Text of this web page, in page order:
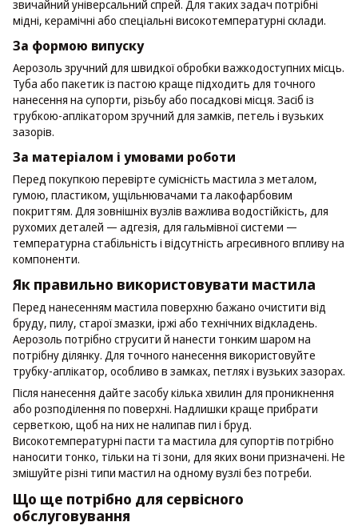
звичайний універсальний спрей. Для таких задач потрібні
мідні, керамічні або спеціальні високотемпературні склади.
За формою випуску
Аерозоль зручний для швидкої обробки важкодоступних місць.
Туба або пакетик із пастою краще підходить для точного
нанесення на супорти, різьбу або посадкові місця. Засіб із
трубкою-аплікатором зручний для замків, петель і вузьких
зазорів.
За матеріалом і умовами роботи
Перед покупкою перевірте сумісність мастила з металом,
гумою, пластиком, ущільнювачами та лакофарбовим
покриттям. Для зовнішніх вузлів важлива водостійкість, для
рухомих деталей — адгезія, для гальмівної системи —
температурна стабільність і відсутність агресивного впливу на
компоненти.
Як правильно використовувати мастила
Перед нанесенням мастила поверхню бажано очистити від
бруду, пилу, старої змазки, іржі або технічних відкладень.
Аерозоль потрібно струсити й нанести тонким шаром на
потрібну ділянку. Для точного нанесення використовуйте
трубку-аплікатор, особливо в замках, петлях і вузьких зазорах.
Після нанесення дайте засобу кілька хвилин для проникнення
або розподілення по поверхні. Надлишки краще прибрати
серветкою, щоб на них не налипав пил і бруд.
Високотемпературні пасти та мастила для супортів потрібно
наносити тонко, тільки на ті зони, для яких вони призначені. Не
змішуйте різні типи мастил на одному вузлі без потреби.
Що ще потрібно для сервісного
обслуговування